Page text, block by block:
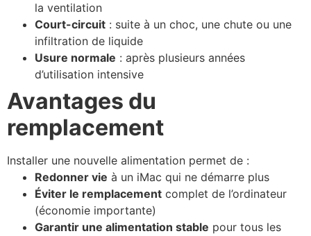
la ventilation
Court-circuit : suite à un choc, une chute ou une
infiltration de liquide
Usure normale : après plusieurs années
d’utilisation intensive
Avantages du
remplacement
Installer une nouvelle alimentation permet de :
Redonner vie à un iMac qui ne démarre plus
Éviter le remplacement complet de l’ordinateur
(économie importante)
Garantir une alimentation stable pour tous les